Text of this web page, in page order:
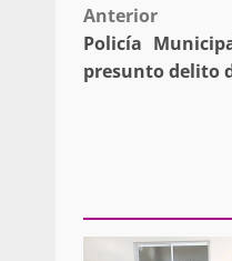
Post
Anterior
Policía
presunto delito